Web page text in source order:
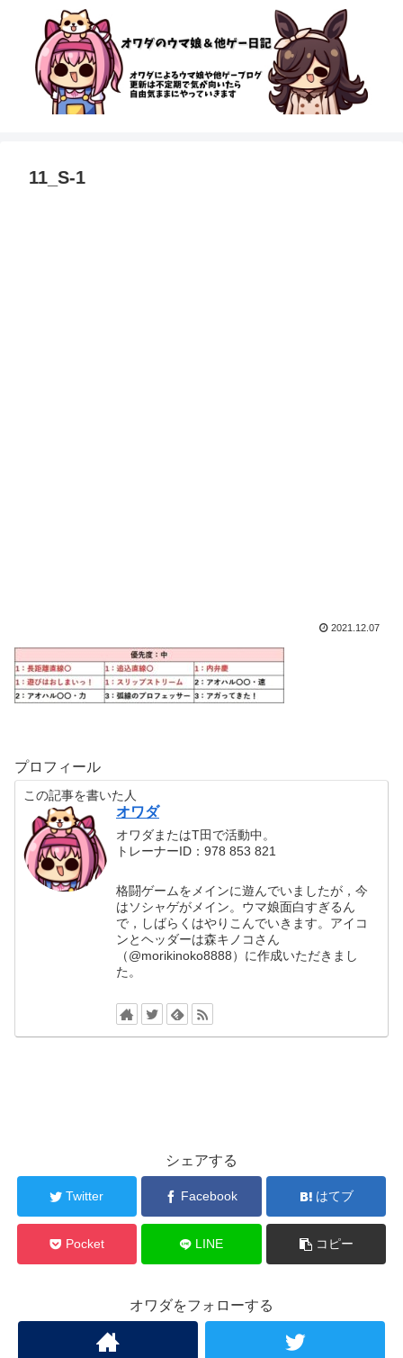
11_S-1
2021.12.07
プロフィール
この記事を書いた人
オワダ
オワダまたはT田で活動中。
トレーナーID：978 853 821
格闘ゲームをメインに遊んでいましたが，今
はソシャゲがメイン。ウマ娘面白すぎるん
で，しばらくはやりこんでいきます。アイコ
ンとヘッダーは森キノコさん
（@morikinoko8888）に作成いただきまし
た。
シェアする
Twitter Facebook はてブ
Pocket LINE コピー
オワダをフォローする